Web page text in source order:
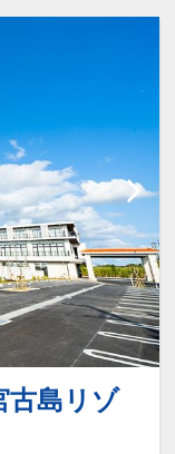
の観光拠点
オーシャ
り車で約10
約25分
円
】14：
終日無料
古島リゾ